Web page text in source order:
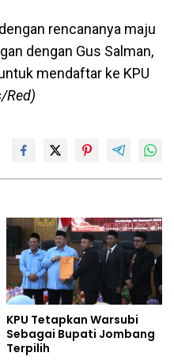
rencananya maju
dengan Gus Salman,
mendaftar ke KPU
Red)
KPU Tetapkan Warsubi
Sebagai Bupati Jombang
Terpilih